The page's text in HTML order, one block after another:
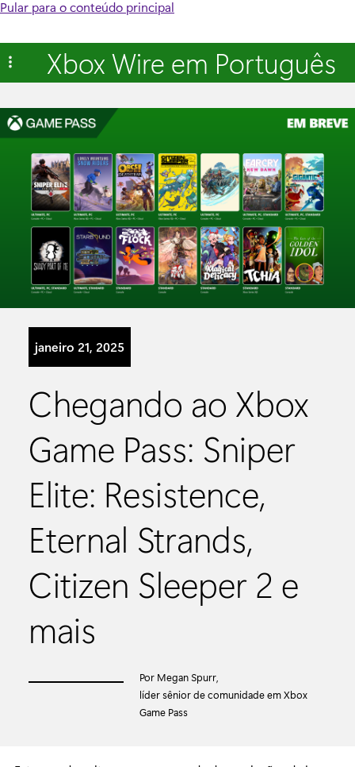
Pular para o conteúdo principal
Xbox Wire em Português
janeiro 21, 2025
Chegando ao Xbox
Game Pass: Sniper
Elite: Resistence,
Eternal Strands,
Citizen Sleeper 2 e
mais
Por Megan Spurr,
líder sênior de comunidade em Xbox
Game Pass